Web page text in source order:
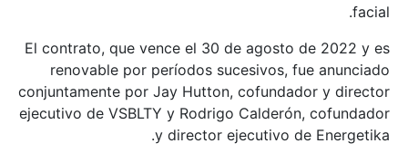
facial.
El contrato, que vence el 30 de agosto de 2022 y es
renovable por períodos sucesivos, fue anunciado
conjuntamente por Jay Hutton, cofundador y director
ejecutivo de VSBLTY y Rodrigo Calderón, cofundador
y director ejecutivo de Energetika.